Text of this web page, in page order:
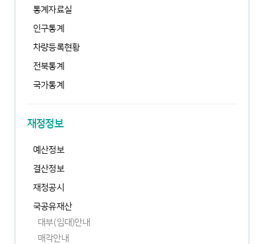
통계자료실
인구통계
차량등록현황
전북통계
열
국가통계
재정정보
예산정보
결산정보
재정공시
국공유재산
대부(임대)안내
매각안내